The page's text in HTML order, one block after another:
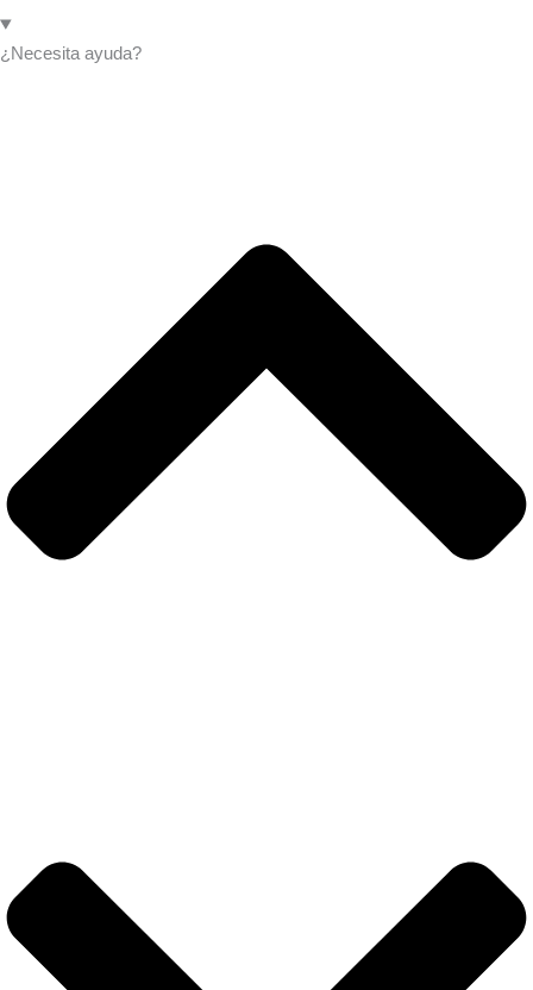
¿Necesita ayuda?